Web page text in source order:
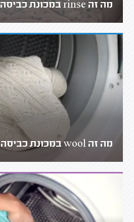
מה זה rinse במכונת כביסה?
מה זה wool במכונת כביסה?